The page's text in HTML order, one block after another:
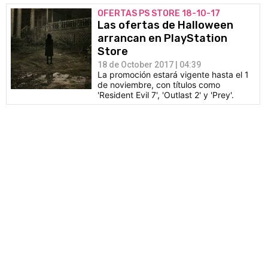
OFERTAS PS STORE 18-10-17
Las ofertas de Halloween
arrancan en PlayStation
Store
18 de October 2017 | 04:39
La promoción estará vigente hasta el 1
de noviembre, con títulos como
'Resident Evil 7', 'Outlast 2' y 'Prey'.